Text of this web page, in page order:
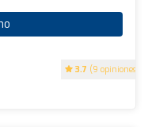
3.7 (9 opiniones)